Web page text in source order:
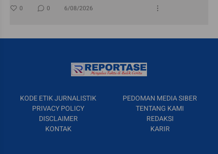
0 0 6/08/2026
KODE ETIK JURNALISTIK
PEDOMAN MEDIA SIBER
PRIVACY POLICY
TENTANG KAMI
DISCLAIMER
REDAKSI
KONTAK
KARIR